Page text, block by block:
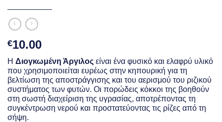
€10.00
Η Διογκωμένη Άργιλος είναι ένα φυσικό και ελαφρύ υλικό
που χρησιμοποιείται ευρέως στην κηπουρική για τη
βελτίωση της αποστράγγισης και του αερισμού του ριζικού
συστήματος των φυτών. Οι πορώδεις κόκκοι της βοηθούν
στη σωστή διαχείριση της υγρασίας, αποτρέποντας τη
συγκέντρωση νερού και προστατεύοντας τις ρίζες από τη
σήψη.